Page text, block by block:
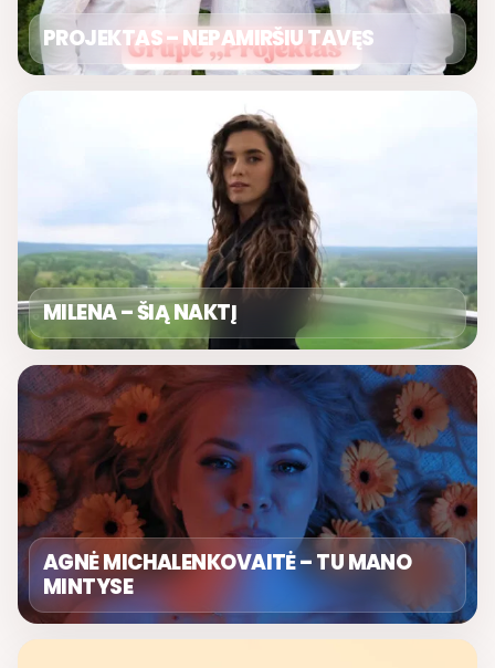
PROJEKTAS – NEPAMIRŠIU TAVĘS
MILENA – ŠIĄ NAKTĮ
AGNĖ MICHALENKOVAITĖ – TU MANO
MINTYSE